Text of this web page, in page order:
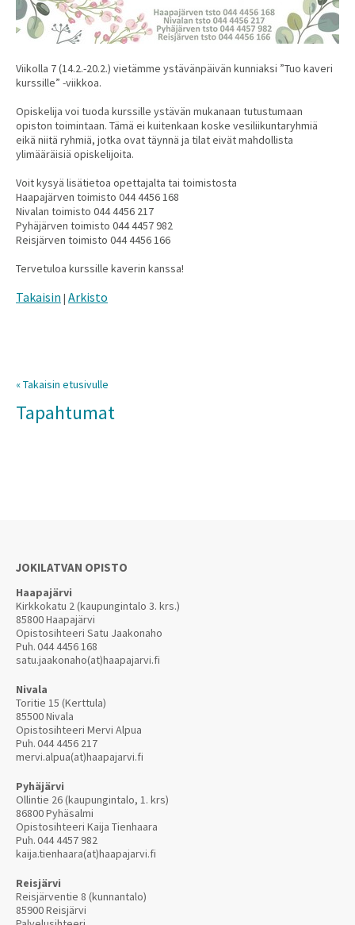
Viikolla 7 (14.2.-20.2.) vietämme ystävänpäivän kunniaksi ”Tuo kaveri
kurssille” -viikkoa.
Opiskelija voi tuoda kurssille ystävän mukanaan tutustumaan
opiston toimintaan. Tämä ei kuitenkaan koske vesiliikuntaryhmiä
eikä niitä ryhmiä, jotka ovat täynnä ja tilat eivät mahdollista
ylimääräisiä opiskelijoita.
Voit kysyä lisätietoa opettajalta tai toimistosta
Haapajärven toimisto 044 4456 168
Nivalan toimisto 044 4456 217
Pyhäjärven toimisto 044 4457 982
Reisjärven toimisto 044 4456 166
Tervetuloa kurssille kaverin kanssa!
Takaisin | Arkisto
« Takaisin etusivulle
Tapahtumat
JOKILATVAN OPISTO
Haapajärvi
Kirkkokatu 2 (kaupungintalo 3. krs.)
85800 Haapajärvi
Opistosihteeri Satu Jaakonaho
Puh.044 4456 168
satu.jaakonaho(at)haapajarvi.fi
Nivala
Toritie 15 (Kerttula)
85500 Nivala
Opistosihteeri Mervi Alpua
Puh.044 4456 217
mervi.alpua(at)haapajarvi.fi
Pyhäjärvi
Ollintie 26 (kaupungintalo, 1. krs)
86800 Pyhäsalmi
Opistosihteeri Kaija Tienhaara
Puh.044 4457 982
kaija.tienhaara(at)haapajarvi.fi
Reisjärvi
Reisjärventie 8 (kunnantalo)
85900 Reisjärvi